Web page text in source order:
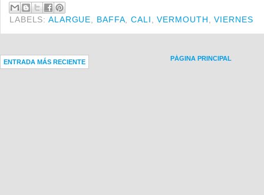
LABELS:ALARGUE BAFFA ,CALI ,VERMOUTH ,VIERNES
ENTRADA MÁS RECIENTE PÁGINA PRINCIPAL